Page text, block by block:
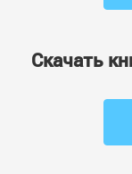
Скачать